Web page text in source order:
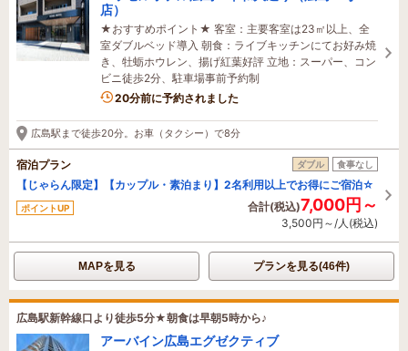
店）
★おすすめポイント★ 客室：主要客室は23㎡以上、全
室ダブルベッド導入 朝食：ライブキッチンにてお好み焼
き、牡蛎ホウレン、揚げ紅葉好評 立地：スーパー、コン
ビニ徒歩2分、駐車場事前予約制
10名がこの宿を見ています
20分前に予約されました
広島駅まで徒歩20分。お車（タクシー）で8分
宿泊プラン ダブル 食事なし
【じゃらん限定】【カップル・素泊まり】2名利用以上でお得にご宿泊☆
ポイントUP 合計(税込)7,000円～
3,500円～/人(税込)
MAPを見る プランを見る(46件)
広島駅新幹線口より徒歩5分★朝食は早朝5時から♪
アーバイン広島エグゼクティブ